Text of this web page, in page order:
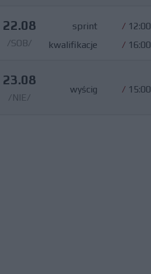
22.08
/SOB/
sprint
kwalifikacje
/ 12:00
/ 16:00
23.08
/NIE/
wyścig / 15:00